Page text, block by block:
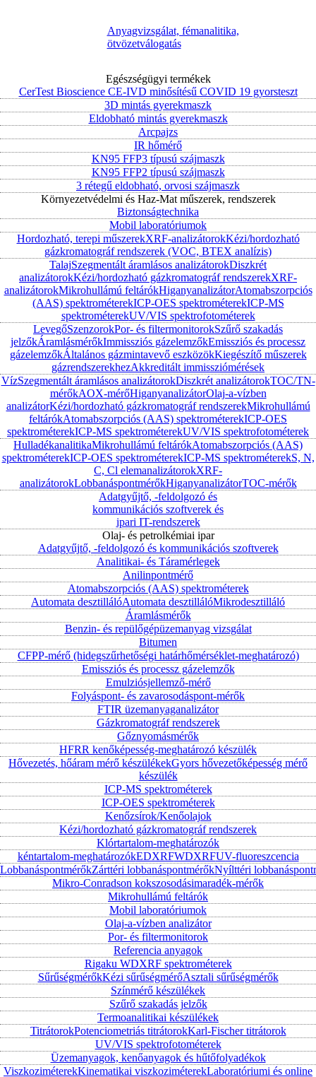
Anyagvizsgálat, fémanalitika,
ötvözetválogatás
Egészségügyi termékek
CerTest Bioscience CE-IVD minősítésű COVID 19 gyorsteszt
3D mintás gyerekmaszk
Eldobható mintás gyerekmaszk
Arcpajzs
IR hőmérő
KN95 FFP3 típusú szájmaszk
KN95 FFP2 típusú szájmaszk
3 rétegű eldobható, orvosi szájmaszk
Környezetvédelmi és Haz-Mat műszerek, rendszerek
Biztonságtechnika
Mobil laboratóriumok
Hordozható, terepi műszerekXRF-analizátorokKézi/hordozható
gázkromatográf rendszerek (VOC, BTEX analízis)
TalajSzegmentált áramlásos analizátorokDiszkrét
analizátorokKézi/hordozható gázkromatográf rendszerekXRF-
analizátorokMikrohullámú feltárókHiganyanalizátorAtomabszorpciós
(AAS) spektrométerekICP-OES spektrométerekICP-MS
spektrométerekUV/VIS spektrofotométerek
LevegőSzenzorokPor- és filtermonitorokSzűrő szakadás
jelzőkÁramlásmérőkImmissziós gázelemzőkEmissziós és processz
gázelemzőkÁltalános gázmintavevő eszközökKiegészítő műszerek
gázrendszerekhezAkkreditált immissziómérések
VízSzegmentált áramlásos analizátorokDiszkrét analizátorokTOC/TN-
mérőkAOX-mérőHiganyanalizátorOlaj-a-vízben
analizátorKézi/hordozható gázkromatográf rendszerekMikrohullámú
feltárókAtomabszorpciós (AAS) spektrométerekICP-OES
spektrométerekICP-MS spektrométerekUV/VIS spektrofotométerek
HulladékanalitikaMikrohullámú feltárókAtomabszorpciós (AAS)
spektrométerekICP-OES spektrométerekICP-MS spektrométerekS, N,
C, Cl elemanalizátorokXRF-
analizátorokLobbanáspontmérőkHiganyanalizátorTOC-mérők
Adatgyűjtő, -feldolgozó és
kommunikációs szoftverek és
ipari IT-rendszerek
Olaj- és petrolkémiai ipar
Adatgyűjtő, -feldolgozó és kommunikációs szoftverek
Analitikai- és Táramérlegek
Anilinpontmérő
Atomabszorpciós (AAS) spektrométerek
Automata desztillálóAutomata desztillálóMikrodesztilláló
Áramlásmérők
Benzin- és repülőgépüzemanyag vizsgálat
Bitumen
CFPP-mérő (hidegszűrhetőségi határhőmérséklet-meghatározó)
Emissziós és processz gázelemzők
Emulziósjellemző-mérő
Folyáspont- és zavarosodáspont-mérők
FTIR üzemanyaganalizátor
Gázkromatográf rendszerek
Gőznyomásmérők
HFRR kenőképesség-meghatározó készülék
Hővezetés, hőáram mérő készülékekGyors hővezetőképesség mérő
készülék
ICP-MS spektrométerek
ICP-OES spektrométerek
Kenőzsírok/Kenőolajok
Kézi/hordozható gázkromatográf rendszerek
Klórtartalom-meghatározók
kéntartalom-meghatározókEDXRFWDXRFUV-fluoreszcencia
LobbanáspontmérőkZárttéri lobbanáspontmérőkNyílttéri
Mikro-Conradson kokszosodásimaradék-mérők
Mikrohullámú feltárók
Mobil laboratóriumok
Olaj-a-vízben analizátor
Por- és filtermonitorok
Referencia anyagok
Rigaku WDXRF spektrométerek
SűrűségmérőkKézi sűrűségmérőAsztali sűrűségmérők
Színmérő készülékek
Szűrő szakadás jelzők
Termoanalitikai készülékek
TitrátorokPotenciometriás titrátorokKarl-Fischer titrátorok
UV/VIS spektrofotométerek
Üzemanyagok, kenőanyagok és hűtőfolyadékok
ViszkoziméterekKinematikai viszkoziméterekLaboratóriumi és online